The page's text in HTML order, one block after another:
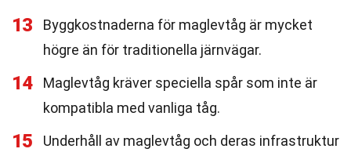
13
Byggkostnaderna för maglevtåg är mycket
högre än för traditionella järnvägar.
14
Maglevtåg kräver speciella spår som inte är
kompatibla med vanliga tåg.
15
Underhåll av maglevtåg och deras infrastruktur